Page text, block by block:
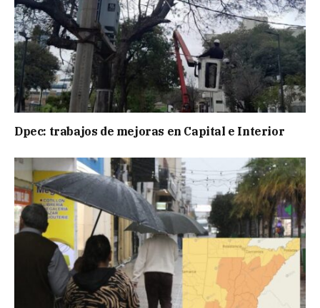
Dpec: trabajos de mejoras en Capital e Interior